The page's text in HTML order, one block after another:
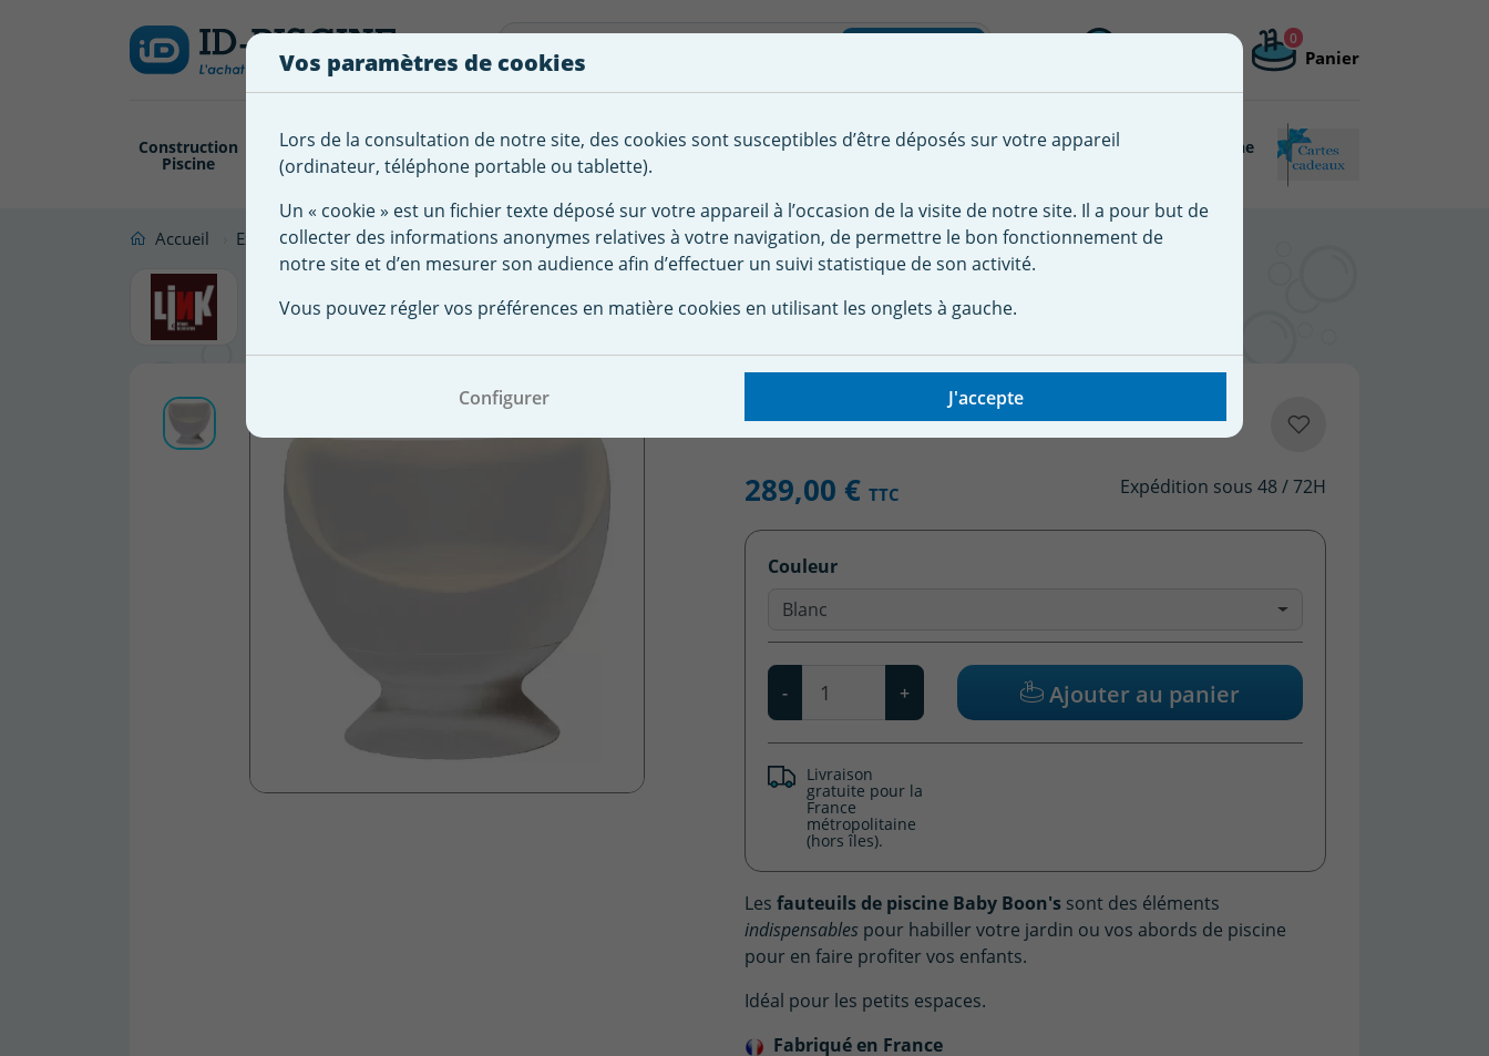
0
Panier
Construction
Piscine
Revêtement
Piscine
Pompe
Filtration
Traitement de
l'eau
Robot
Piscine
Chauffage & Couverture Autour de la Piscine Matériel de piscine
Accueil Extérieur Abord Piscine Abords piscine Mobilier jardin Fauteuil piscine Baby Boon's
Fauteuil piscine Baby Boon's
289,00 € TTC Expédition sous 48 / 72H
Couleur
Blanc
Qté
- + Ajouter au panier
Livraison
gratuite pour la
France
métropolitaine
(hors îles).
Les fauteuils de piscine Baby Boon's sont des éléments
indispensables pour habiller votre jardin ou vos abords de piscine
pour en faire profiter vos enfants.
Idéal pour les petits espaces.
Fabriqué en France
Vos paramètres de cookies
Lors de la consultation de notre site, des cookies sont susceptibles d’être déposés sur votre appareil
(ordinateur, téléphone portable ou tablette).
Un « cookie » est un fichier texte déposé sur votre appareil à l’occasion de la visite de notre site. Il a pour but de
collecter des informations anonymes relatives à votre navigation, de permettre le bon fonctionnement de
notre site et d’en mesurer son audience afin d’effectuer un suivi statistique de son activité.
Vous pouvez régler vos préférences en matière cookies en utilisant les onglets à gauche.
Configurer J'accepte